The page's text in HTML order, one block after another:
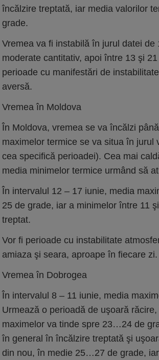
încălzire treptată, iar media valorilor
grade.
Vremea va fi instabilă în jurul datei de
moderate cantitativ, apoi între 13 şi
perioade cu manifestări de
aversă.
Vremea în Moldova
În Moldova, vremea se va încălzi
maximelor termice se va situa în
cea specifică perioadei). Cea mai
media minimelor termice urmând să
În intervalul 12 – 17 iunie, media
25 de grade, iar a minimelor între 11
treptat.
Vor fi perioade cu instabilitate
amiaza şi seara, aproape în fiecare zi.
Vremea în Dobrogea
În intervalul 8 – 11 iunie, media
Urmează o perioadă de uşoară
maximelor va tinde spre 23…24 de
în general în încălzire treptată şi
din nou, în medie 25…27 de grade,